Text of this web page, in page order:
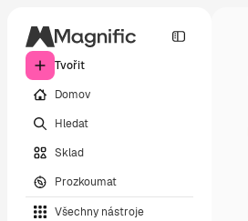
Tvořit
Domov
Hledat
Sklad
Prozkoumat
Všechny nástroje